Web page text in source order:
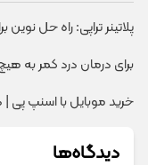
پلاتینر تراپی: راه حل
برای درمان درد کمر به
خرید موبایل با اسنپ پی | در ۴ قسط بدون سود و
دیدگاه‌ها